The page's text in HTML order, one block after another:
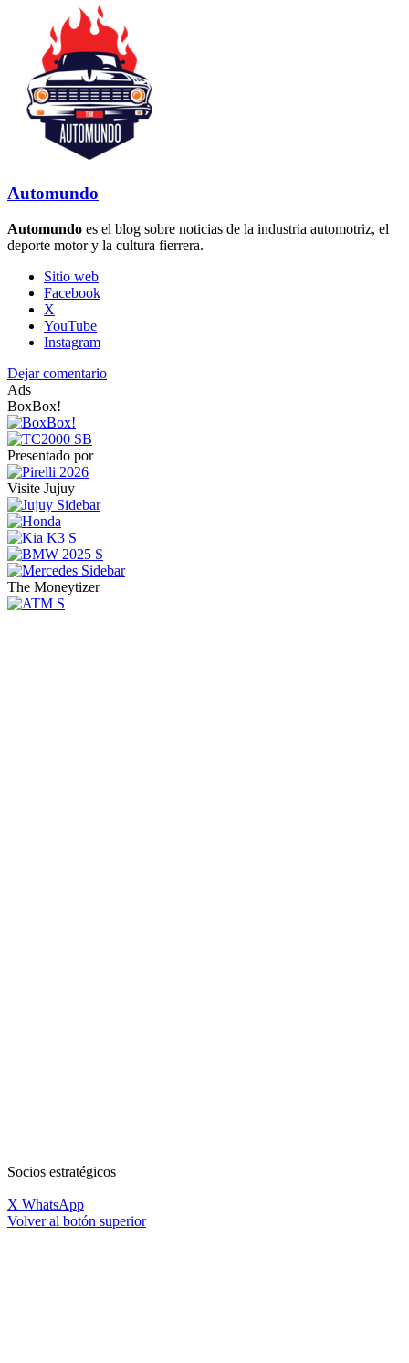
Automundo
Automundo es el blog sobre noticias de la industria automotriz, el
deporte motor y la cultura fierrera.
Sitio web
Facebook
X
YouTube
Instagram
Dejar comentario
Ads
BoxBox!
Presentado por
Visite Jujuy
The Moneytizer
Socios estratégicos
X WhatsApp
Volver al botón superior